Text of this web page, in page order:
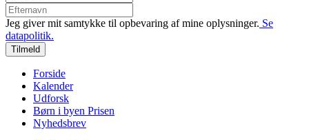
Jeg giver mit samtykke til opbevaring af mine oplysninger. Se
datapolitik.
Tilmeld
Forside
Kalender
Udforsk
Børn i byen Prisen
Nyhedsbrev